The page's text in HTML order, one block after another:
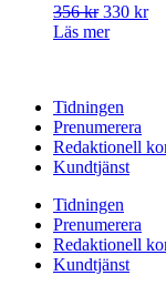
356kr Det
330 krDet
Läs mer
Tidningen
Prenumerera
Redaktionell
Kundtjänst
Tidningen
Prenumerera
Redaktionell
Kundtjänst